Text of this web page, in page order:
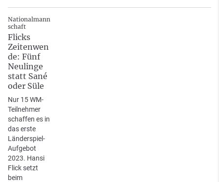
Nationalmann
schaft
Flicks
Zeitenwen
de: Fünf
Neulinge
statt Sané
oder Süle
Nur 15 WM-
Teilnehmer
schaffen es in
das erste
Länderspiel-
Aufgebot
2023. Hansi
Flick setzt
beim